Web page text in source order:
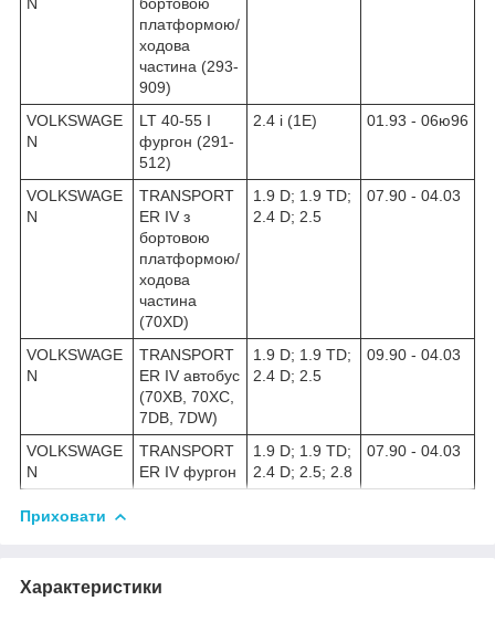
платформою/
ходова
частина (293-
909)
VOLKSWAGE
N
LT 40-55 I
фургон (291-
512)
2.4 i (1E) 01.93 - 06ю96
VOLKSWAGE
N
TRANSPORT
ER IV з
бортовою
платформою/
ходова
частина
(70XD)
1.9 D; 1.9 TD;
2.4 D; 2.5
07.90 - 04.03
VOLKSWAGE
N
TRANSPORT
ER IV автобус
(70XB, 70XC,
7DB, 7DW)
1.9 D; 1.9 TD;
2.4 D; 2.5
09.90 - 04.03
VOLKSWAGE
N
TRANSPORT
ER IV фургон
1.9 D; 1.9 TD;
2.4 D; 2.5; 2.8
07.90 - 04.03
Приховати
Характеристики